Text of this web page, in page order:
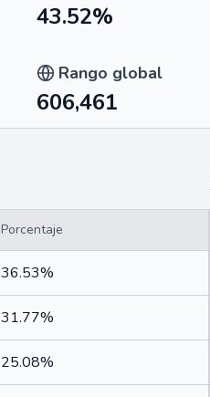
43.52%
Rango global
606,461
Porcentaje
36.53%
31.77%
25.08%